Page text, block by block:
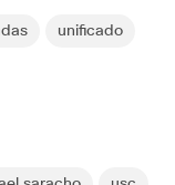
unificado